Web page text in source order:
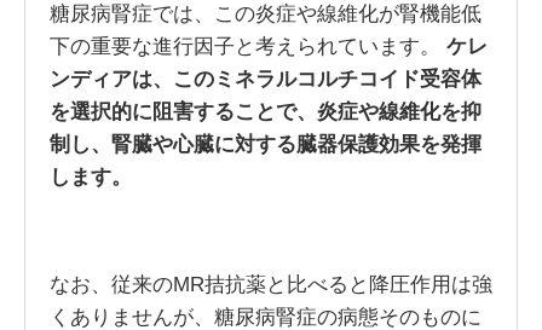
糖尿病腎症では、この炎症や線維化が腎機能低
下の重要な進行因子と考えられています。 ケレ
ンディアは、このミネラルコルチコイド受容体
を選択的に阻害することで、炎症や線維化を抑
制し、腎臓や心臓に対する臓器保護効果を発揮
します。
なお、従来のMR拮抗薬と比べると降圧作用は強
くありませんが、糖尿病腎症の病態そのものに